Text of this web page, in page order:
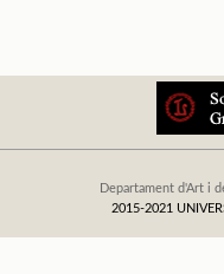
Departament d'Art i
2015-2021